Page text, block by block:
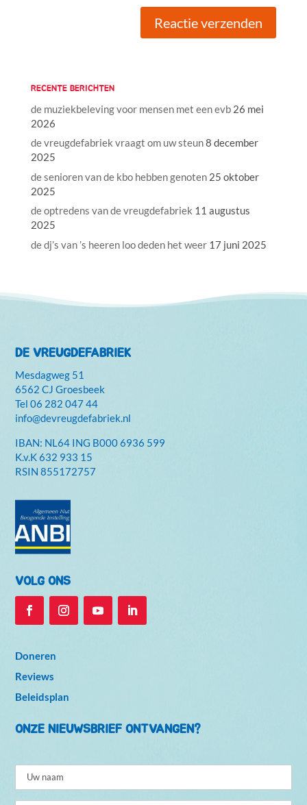
RECENTE BERICHTEN
de muziekbeleving voor mensen met een evb 26 mei
2026
de vreugdefabriek vraagt om uw steun8 december
2025
de senioren van de kbo hebben genoten 25 oktober
2025
de optredens van de vreugdefabriek 11 augustus
2025
de dj’s van ’s heeren loo deden het weer 17 juni 2025
DE VREUGDEFABRIEK
Mesdagweg 51
6562 CJ Groesbeek
Tel06 282 047 44
info@devreugdefabriek.nl
IBAN: NL64 ING B000 6936 599
K.v.K632 933 15
RSIN 855172757
VOLG ONS
Doneren
Reviews
Beleidsplan
ONZE NIEUWSBRIEF ONTVANGEN?